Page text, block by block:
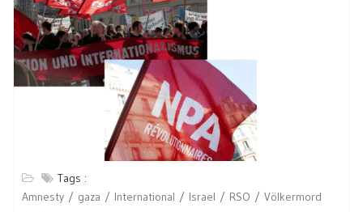
Tags :
Amnesty
gaza International Israel RSO
Völkermord